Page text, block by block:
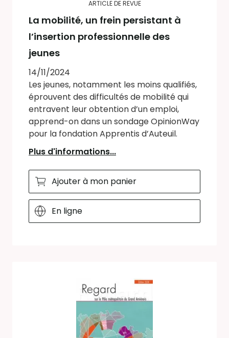
ARTICLE DE REVUE
La mobilité, un frein persistant à
l’insertion professionnelle des
jeunes
14/11/2024
Les jeunes, notamment les moins qualifiés,
éprouvent des difficultés de mobilité qui
entravent leur obtention d’un emploi,
apprend-on dans un sondage OpinionWay
pour la fondation Apprentis d’Auteuil.
Plus d'informations...
Ajouter à mon panier
En ligne